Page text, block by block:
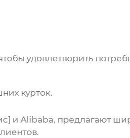
удовлетворить
курток.
и Alibaba, предлагают